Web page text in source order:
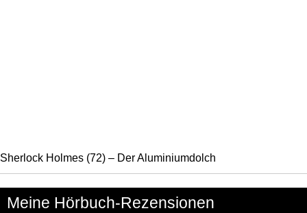
Sherlock Holmes (72) – Der Aluminiumdolch
Meine Hörbuch-Rezensionen